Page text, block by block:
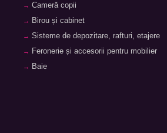
Cameră copii
Birou și cabinet
Sisteme de depozitare, rafturi, etajere
Feronerie și accesorii pentru mobilier
Baie